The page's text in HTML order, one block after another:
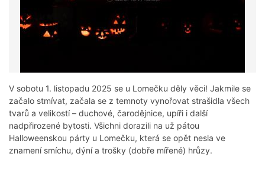
V sobotu 1. listopadu 2025 se u Lomečku děly věci! Jakmile se
začalo stmívat, začala se z temnoty vynořovat strašidla všech
tvarů a velikostí – duchové, čarodějnice, upíři i další
nadpřirozené bytosti. Všichni dorazili na už pátou
Halloweenskou párty u Lomečku, která se opět nesla ve
znamení smíchu, dýní a trošky (dobře mířené) hrůzy.